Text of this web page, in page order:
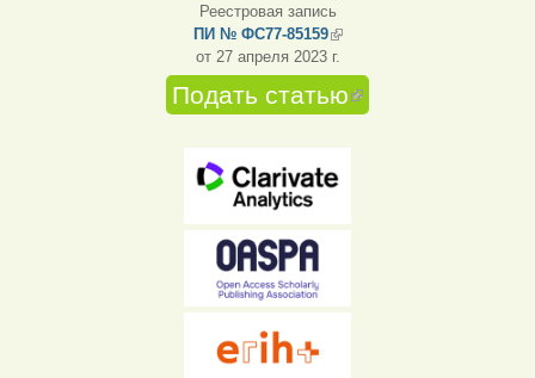
Реестровая запись
ПИ № ФС77-85159(внешняя ссылка)
от 27 апреля 2023 г.
Подать статью